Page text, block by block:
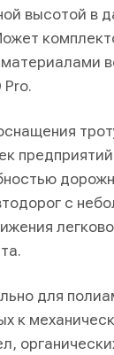
высотой в
с
для
к